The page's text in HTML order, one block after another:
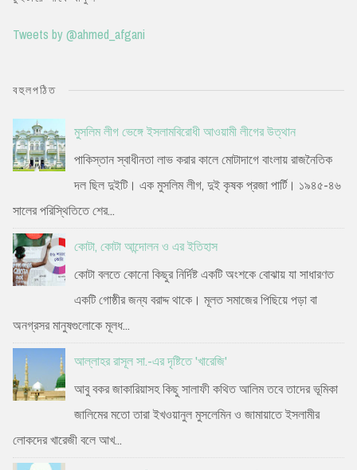
Tweets by @ahmed_afgani
বহুলপঠিত
মুসলিম লীগ ভেঙ্গে ইসলামবিরোধী আওয়ামী লীগের উত্থান
পাকিস্তান স্বাধীনতা লাভ করার কালে মোটাদাগে বাংলায় রাজনৈতিক
দল ছিল দুইটি। এক মুসলিম লীগ, দুই কৃষক প্রজা পার্টি। ১৯৪৫-৪৬
সালের পরিস্থিতিতে শের...
কোটা, কোটা আন্দোলন ও এর ইতিহাস
কোটা বলতে কোনো কিছুর নির্দিষ্ট একটি অংশকে বোঝায় যা সাধারণত
একটি গোষ্ঠীর জন্য বরাদ্দ থাকে। মূলত সমাজের পিছিয়ে পড়া বা
অনগ্রসর মানুষগুলোকে মূলধ...
আল্লাহর রাসূল সা.-এর দৃষ্টিতে 'খারেজি'
আবু বকর জাকারিয়াসহ কিছু সালাফী কথিত আলিম তবে তাদের ভূমিকা
জালিমের মতো তারা ইখওয়ানুল মুসলেমিন ও জামায়াতে ইসলামীর
লোকদের খারেজী বলে আখ...